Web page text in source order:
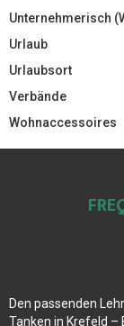
Unternehmerisch
Urlaub
Urlaubsort
Verbände
Wohnaccessoires
Den passenden
Tanken in Krefeld –